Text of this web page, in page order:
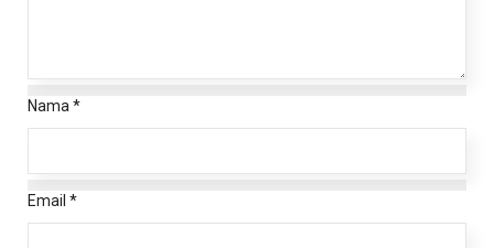
Nama *
Email *